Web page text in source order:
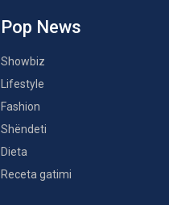
Pop News
Showbiz
Lifestyle
Fashion
Shëndeti
Dieta
Receta gatimi